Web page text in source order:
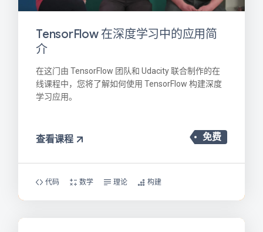
TensorFlow 在深度学习中的应用简
介
在这门由 TensorFlow 团队和 Udacity 联合制作的在
线课程中，您将了解如何使用 TensorFlow 构建深度
学习应用。
免费
查看课程
代码 数学 理论 构建